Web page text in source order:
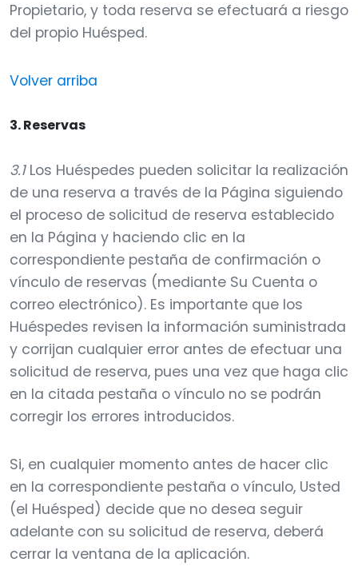
Propietario, y toda reserva se efectuará a riesgo
del propio Huésped.
Volver arriba
3. Reservas
3.1Los Huéspedes pueden solicitar la realización
de una reserva a través de la Página siguiendo
el proceso de solicitud de reserva establecido
en la Página y haciendo clic en la
correspondiente pestaña de confirmación o
vínculo de reservas (mediante Su Cuenta o
correo electrónico). Es importante que los
Huéspedes revisen la información suministrada
y corrijan cualquier error antes de efectuar una
solicitud de reserva, pues una vez que haga clic
en la citada pestaña o vínculo no se podrán
corregir los errores introducidos.
Si, en cualquier momento antes de hacer clic
en la correspondiente pestaña o vínculo, Usted
(el Huésped) decide que no desea seguir
adelante con su solicitud de reserva, deberá
cerrar la ventana de la aplicación.